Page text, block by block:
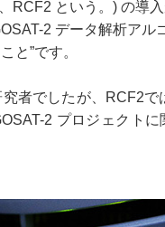
RCF2 という。) の導
2 データ解析ア
と”です。
者でしたが、RCF2で
2 プロジェクト